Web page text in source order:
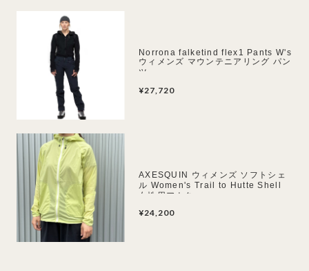
Norrona falketind flex1 Pants W's
ウィメンズ マウンテニアリング パン
ツ
¥27,720
AXESQUIN ウィメンズ ソフトシェ
ル Women's Trail to Hutte Shell
女性用アウター
¥24,200